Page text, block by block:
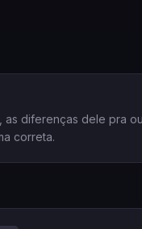
diferenças dele pra
correta.